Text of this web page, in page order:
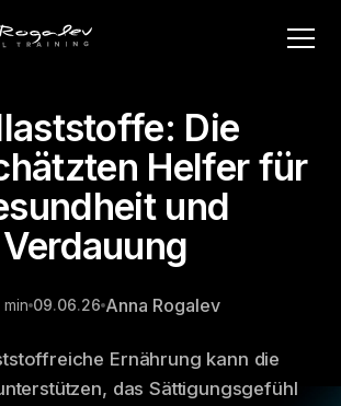
Die
Helfer für
und
Verdauung
min 09.06.26 Anna Rogalev
Ernährung kann die
das Sättigungsgefühl